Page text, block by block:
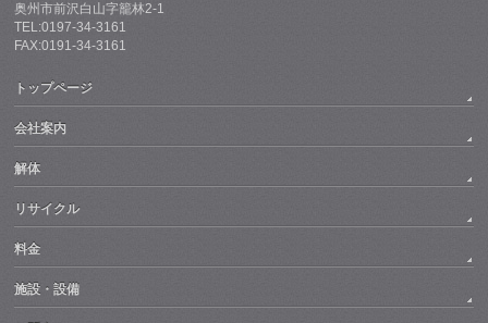
奥州市前沢白山字籠林2-1
TEL:0197-34-3161
FAX:0191-34-3161
トップページ
会社案内
解体
リサイクル
料金
施設・設備